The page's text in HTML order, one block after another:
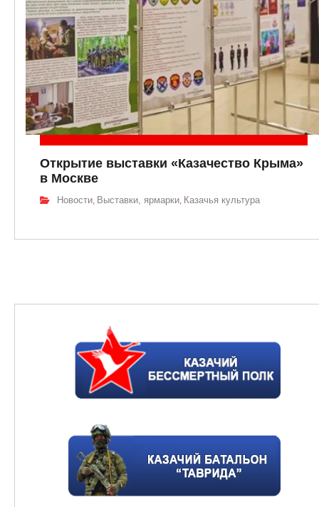
Открытие выставки «Казачество Крыма»
в Москве
Новости, Выставки, ярмарки, Казачья культура